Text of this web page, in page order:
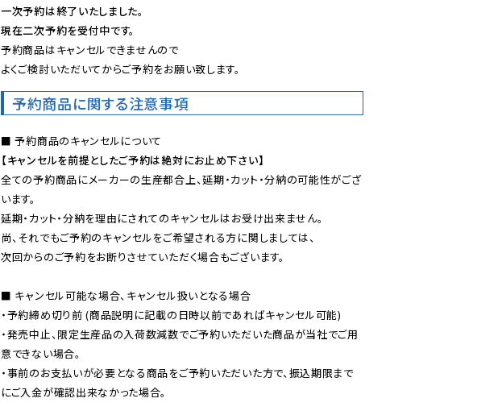
一次予約は終了いたしました。
現在二次予約を受付中です。
予約商品はキャンセルできませんので
よくご検討いただいてからご予約をお願い致します。
予約商品に関する注意事項
【キャンセルを前提としたご予約は絶対にお止め下さい】
全ての予約商品にメーカーの生産都合上、延期・カット・分納の可能性がござ
います。
延期・カット・分納を理由にされてのキャンセルはお受け出来ません。
尚、それでもご予約のキャンセルをご希望される方に関しましては、
次回からのご予約をお断りさせていただく場合もございます。
■ キャンセル可能な場合、キャンセル扱いとなる場合
・予約締め切り前 (商品説明に記載の日時以前であればキャンセル可能)
・発売中止、限定生産品の入荷数減数でご予約いただいた商品が当社でご用
意できない場合。
・事前のお支払いが必要となる商品をご予約いただいた方で、振込期限まで
にご入金が確認出来なかった場合。